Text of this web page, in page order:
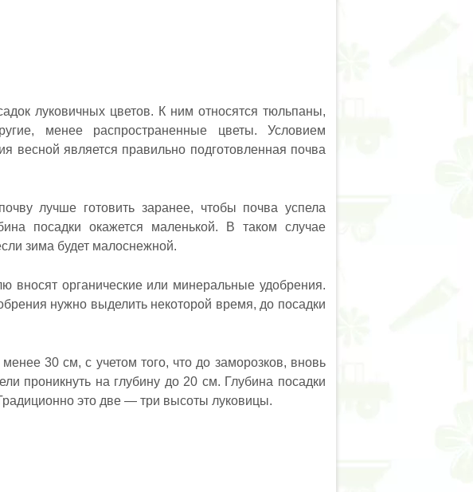
луковичных цветов. К ним относятся тюльпаны,
менее распространенные цветы. Условием
весной является правильно подготовленная почва
лучше готовить заранее, чтобы почва успела
посадки окажется маленькой. В таком случае
зима будет малоснежной.
вносят органические или минеральные удобрения.
нужно выделить некоторой время, до посадки
30 см, с учетом того, что до заморозков, вновь
проникнуть на глубину до 20 см. Глубина посадки
это две — три высоты луковицы.